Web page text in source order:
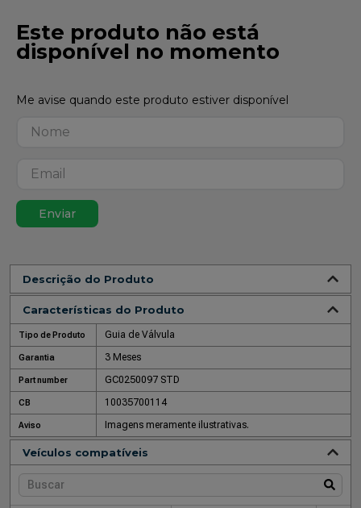
Este produto não está
disponível no momento
Enviar
Descrição do Produto
Características do Produto
Tipo de Produto Guia de Válvula
Garantia 3 Meses
Part number GC0250097 STD
CB 10035700114
Aviso Imagens meramente ilustrativas.
Veículos compatíveis